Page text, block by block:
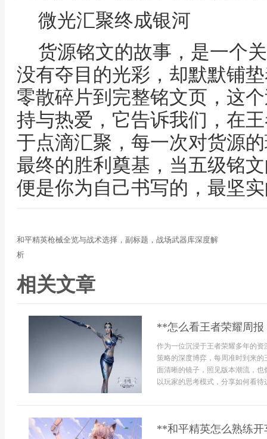
微光汇聚终成银河
货源铭文的故事，是一个
没有夺目的光彩，却默默铺
零散碎片到完整铭文页，这
持与热爱，它告诉我们，在
于点滴汇聚，每一次对货源
最终的胜利奠基，当五级铭
便是你为自己书写的，最坚
和平精英枪械全览与战术选择，副标题，战场武器库深度解
析
相关文章
**怎么看王者荣耀周
作为一位沉浸于王者荣耀多年的
策略的深度博弈，每周准时到来
面清晰的镜子，照见版本潮流，
以玩家的思考模式，分享如何看
**和平精英怎么熟练